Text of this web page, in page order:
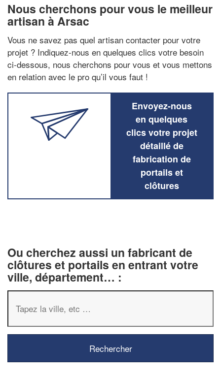
Nous cherchons pour vous le meilleur
artisan à Arsac
Vous ne savez pas quel artisan contacter pour votre
projet ? Indiquez-nous en quelques clics votre besoin
ci-dessous, nous cherchons pour vous et vous mettons
en relation avec le pro qu’il vous faut !
Envoyez-nous
en quelques
clics votre projet
détaillé de
fabrication de
portails et
clôtures
Ou cherchez aussi un fabricant de
clôtures et portails en entrant votre
ville, département… :